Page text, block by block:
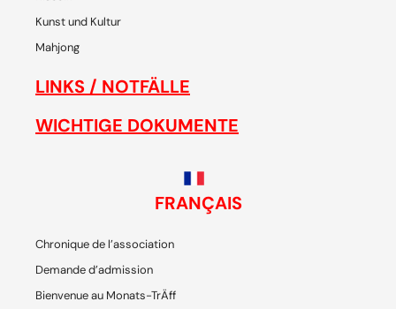
Kunst und Kultur
Mahjong
LINKS / NOTFÄLLE
WICHTIGE DOKUMENTE
FRANÇAIS
Chronique de l’association
Demande d’admission
Bienvenue au Monats-TrÄff